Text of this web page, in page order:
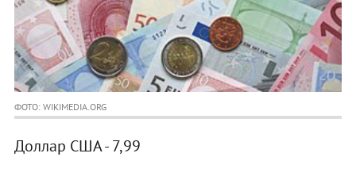
ФОТО: WIKIMEDIA.ORG
Доллар США - 7,99